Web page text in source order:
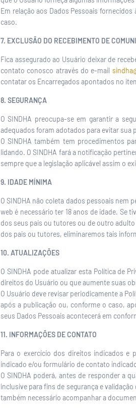
Em relação aos Dados Pessoais
caso.
7. EXCLUSÃO DO RECEBIMENTO DE
Fica assegurado ao Usuário deixar de
contato conosco através do e-mail
contatar os Encarregados apontados no
8. SEGURANÇA
O SINDHA preocupa-se em garantir a
adequados foram adotados para evitar sua
O SINDHA também tem procedimentos
lidando. O SINDHA fará a notificação
sempre que a legislação aplicável assim o
9. IDADE MÍNIMA
O SINDHA não coleta dados pessoais nem
web é necessário ter 18 anos de idade. Se
dos seus pais ou tutores ou de outro
dos pais ou tutores, eliminaremos tais
10. ATUALIZAÇÕES
O SINDHA pode atualizar esta Política de
direitos do Usuário ou que aumente suas
O Usuário deve revisar periodicamente a
após a publicação ou, conforme o caso,
seus Dados Pessoais acontecerá em
11. INFORMAÇÕES DE CONTATO
Para o exercício dos direitos indicados e
indicado e/ou formulário de contato
O SINDHA poderá, antes de responder a
inclusive para fins de segurança e
também necessário acompanhar a